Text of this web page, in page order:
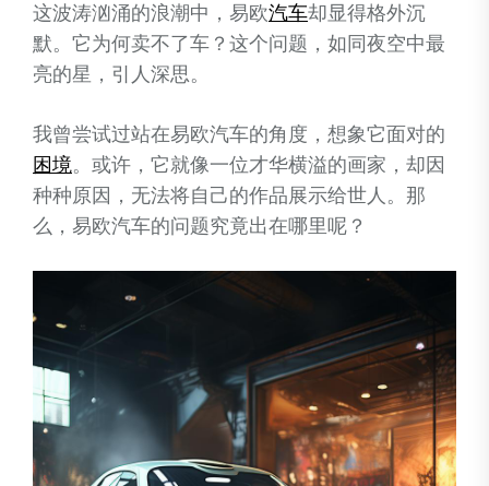
这波涛汹涌的浪潮中，易欧汽车却显得格外沉
默。它为何卖不了车？这个问题，如同夜空中最
亮的星，引人深思。
我曾尝试过站在易欧汽车的角度，想象它面对的
困境。或许，它就像一位才华横溢的画家，却因
种种原因，无法将自己的作品展示给世人。那
么，易欧汽车的问题究竟出在哪里呢？